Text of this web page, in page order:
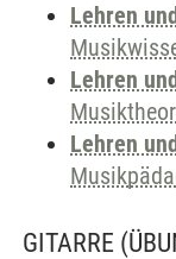
Lehren
Lehren
Lehren
GITARRE